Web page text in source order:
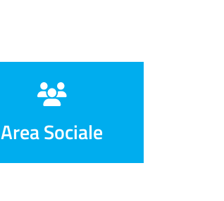
Area Sociale